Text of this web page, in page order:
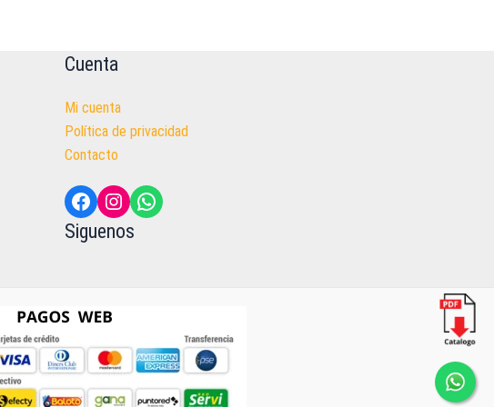
Cuenta
Mi cuenta
Política de privacidad
Contacto
Facebook
Instagram
WhatsApp
Siguenos